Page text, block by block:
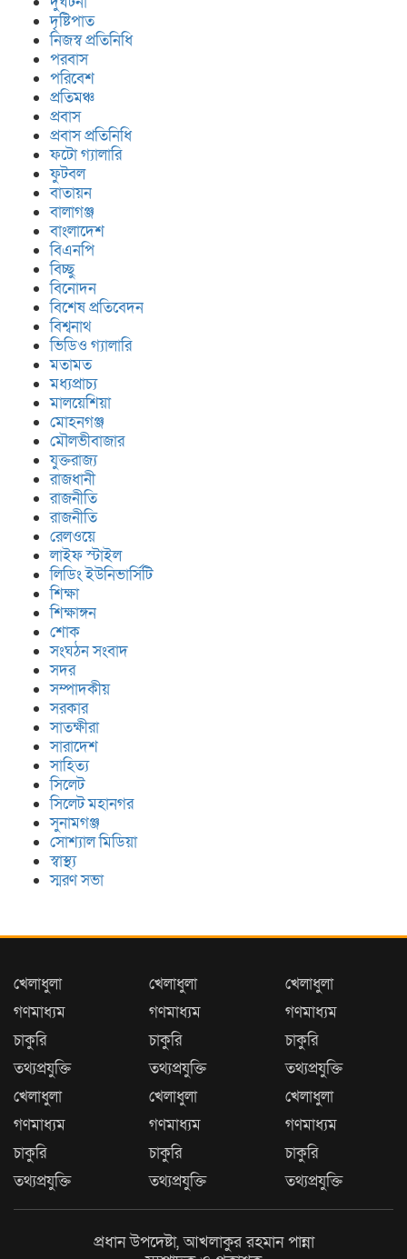
দৃষ্টিপাত
নিজস্ব প্রতিনিধি
পরবাস
পরিবেশ
প্রতিমঞ্চ
প্রবাস
প্রবাস প্রতিনিধি
ফটো গ্যালারি
ফুটবল
বাতায়ন
বালাগঞ্জ
বাংলাদেশ
বিএনপি
বিচ্ছু
বিনোদন
বিশেষ প্রতিবেদন
বিশ্বনাথ
ভিডিও গ্যালারি
মতামত
মধ্যপ্রাচ্য
মালয়েশিয়া
মোহনগঞ্জ
মৌলভীবাজার
যুক্তরাজ্য
রাজধানী
রাজনীতি
রাজনীতি
রেলওয়ে
লাইফ স্টাইল
লিডিং ইউনিভার্সিটি
শিক্ষা
শিক্ষাঙ্গন
শোক
সংঘঠন সংবাদ
সদর
সম্পাদকীয়
সরকার
সাতক্ষীরা
সারাদেশ
সাহিত্য
সিলেট
সিলেট মহানগর
সুনামগঞ্জ
সোশ্যাল মিডিয়া
স্বাস্থ্য
স্মরণ সভা
খেলাধুলা
গণমাধ্যম
চাকুরি
তথ্যপ্রযুক্তি
খেলাধুলা
গণমাধ্যম
চাকুরি
তথ্যপ্রযুক্তি
খেলাধুলা
গণমাধ্যম
চাকুরি
তথ্যপ্রযুক্তি
খেলাধুলা
গণমাধ্যম
চাকুরি
তথ্যপ্রযুক্তি
খেলাধুলা
গণমাধ্যম
চাকুরি
তথ্যপ্রযুক্তি
খেলাধুলা
গণমাধ্যম
চাকুরি
তথ্যপ্রযুক্তি
প্রধান উপদেষ্টা, আখলাকুর রহমান পান্না